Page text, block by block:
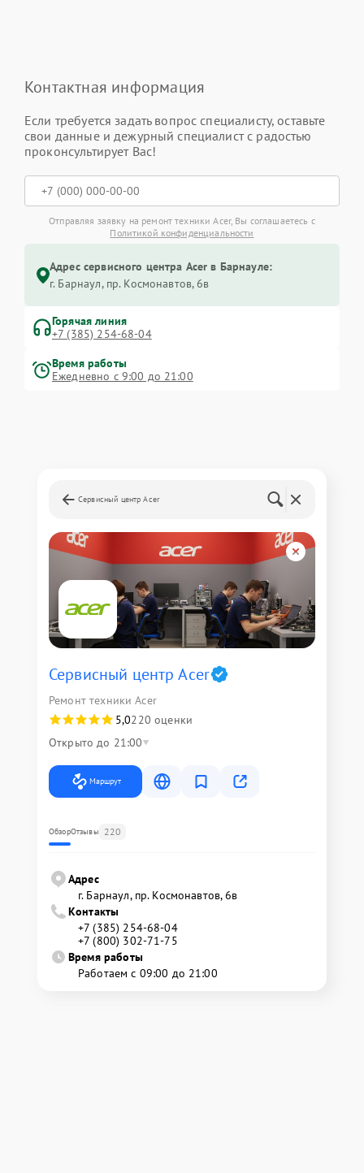
Контактная информация
Если требуется задать вопрос специалисту, оставьте
свои данные и дежурный специалист с радостью
проконсультирует Вас!
Отправляя заявку на ремонт техники Acer, Вы соглашаетесь с
Политикой конфиденциальности
Адрес сервисного центра Acer в Барнауле:
г. Барнаул, ​пр. Космонавтов, 6в
Горячая линия
+7 (385) 254-68-04
Время работы
Ежедневно с 9:00 до 21:00
Сервисный центр Acer
Сервисный центр Acer
Ремонт техники Acer
5,0220 оценки
Открыто до 21:00
Маршрут
ОбзорОтзывы 220
Адрес
г. Барнаул, ​пр. Космонавтов, 6в
Контакты
+7 (385) 254-68-04
+7 (800) 302-71-75
Время работы
Работаем с 09:00 до 21:00